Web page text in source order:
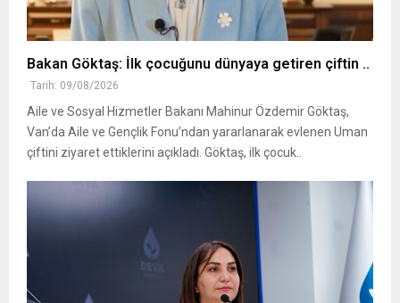
Bakan Göktaş: İlk çocuğunu dünyaya getiren çiftin ..
Tarih: 09/08/2026
Aile ve Sosyal Hizmetler Bakanı Mahinur Özdemir Göktaş,
Van’da Aile ve Gençlik Fonu’ndan yararlanarak evlenen Uman
çiftini ziyaret ettiklerini açıkladı. Göktaş, ilk çocuk..